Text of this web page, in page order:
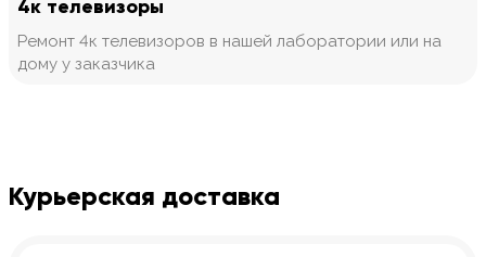
4к телевизоры
Ремонт 4к телевизоров в нашей лаборатории или на
дому у заказчика
Курьерская доставка